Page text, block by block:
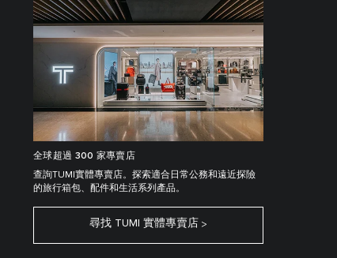
全球超過 300 家專賣店
查詢TUMI實體專賣店。探索適合日常公務和遠近探險
的旅行箱包、配件和生活系列產品。
尋找 TUMI 實體專賣店